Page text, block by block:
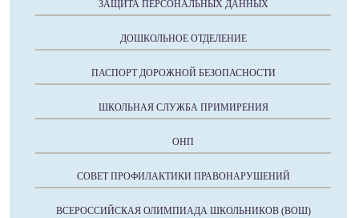
ЗАЩИТА ПЕРСОНАЛЬНЫХ ДАННЫХ
ДОШКОЛЬНОЕ ОТДЕЛЕНИЕ
ПАСПОРТ ДОРОЖНОЙ БЕЗОПАСНОСТИ
ШКОЛЬНАЯ СЛУЖБА ПРИМИРЕНИЯ
ОНП
СОВЕТ ПРОФИЛАКТИКИ ПРАВОНАРУШЕНИЙ
ВСЕРОССИЙСКАЯ ОЛИМПИАДА ШКОЛЬНИКОВ (ВОШ)